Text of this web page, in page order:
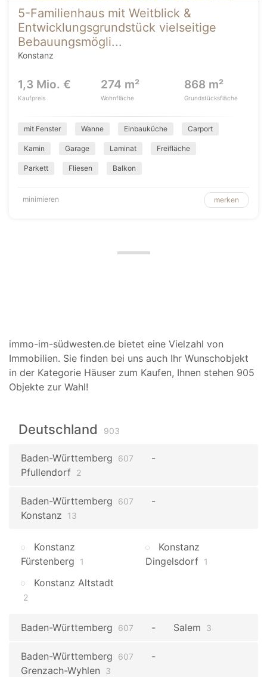
5-Familienhaus mit Weitblick &
Entwicklungsgrundstück vielseitige
Bebauungsmögli...
Konstanz
1,3 Mio. €
Kaufpreis
274 m²
Wohnfläche
868 m²
Grundstücksfläche
mit Fenster Wanne Einbauküche Carport
Kamin Garage Laminat Freifläche
Parkett Fliesen Balkon
minimieren merken
immo-im-südwesten.de bietet eine Vielzahl von
Immobilien. Sie finden bei uns auch Ihr Wunschobjekt
in der Kategorie Häuser zum Kaufen, Ihnen stehen 905
Objekte zur Wahl!
Deutschland 903
Baden-Württemberg 607
Pfullendorf 2
Baden-Württemberg 607
Konstanz 13
Konstanz
Fürstenberg
1
Konstanz
Dingelsdorf 1
Konstanz Altstadt
2
Baden-Württemberg 607 Salem 3
Baden-Württemberg 607
Grenzach-Wyhlen 3